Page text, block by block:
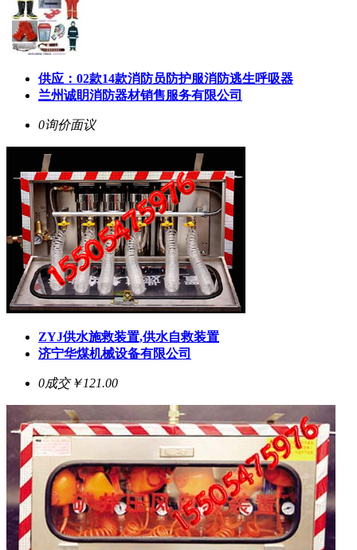
供应：02款14款消防员防护服消防逃生呼吸器
兰州诚眀消防器材销售服务有限公司
0询价面议
ZYJ供水施救装置,供水自救装置
济宁华煤机械设备有限公司
0成交￥121.00